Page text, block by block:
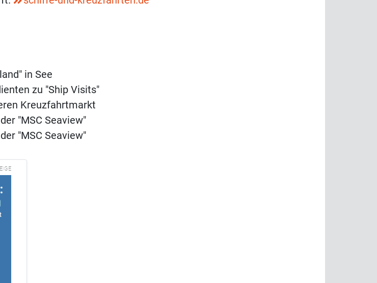
in See
zu "Ship Visits"
Kreuzfahrtmarkt
"MSC Seaview"
"MSC Seaview"